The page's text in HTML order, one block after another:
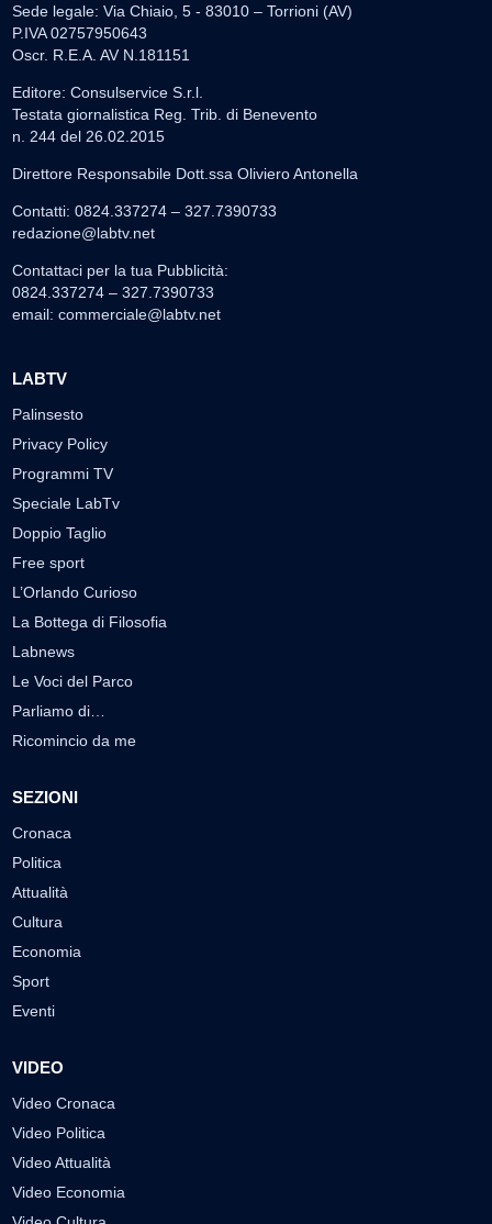
Sede legale: Via Chiaio, 5 - 83010 – Torrioni (AV)
P.IVA 02757950643
Oscr. R.E.A. AV N.181151
Editore: Consulservice S.r.l.
Testata giornalistica Reg. Trib. di Benevento
n. 244 del 26.02.2015
Direttore Responsabile Dott.ssa Oliviero Antonella
Contatti: 0824.337274 – 327.7390733
redazione@labtv.net
Contattaci per la tua Pubblicità:
0824.337274 – 327.7390733
email: commerciale@labtv.net
LABTV
Palinsesto
Privacy Policy
Programmi TV
Speciale LabTv
Doppio Taglio
Free sport
L’Orlando Curioso
La Bottega di Filosofia
Labnews
Le Voci del Parco
Parliamo di…
Ricomincio da me
SEZIONI
Cronaca
Politica
Attualità
Cultura
Economia
Sport
Eventi
VIDEO
Video Cronaca
Video Politica
Video Attualità
Video Economia